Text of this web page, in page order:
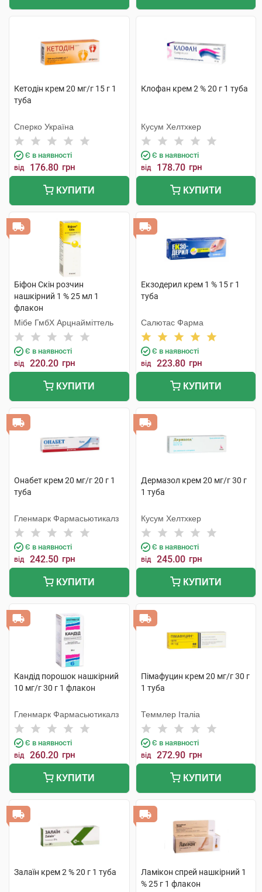
Кетодін крем 20 мг/г 15 г 1
туба
Сперко Україна
Є в наявності
від 176.80 грн
КУПИТИ
Клофан крем 2 % 20 г 1 туба
Кусум Хелтхкер
Є в наявності
від 178.70 грн
КУПИТИ
Біфон Скін розчин
нашкірний 1 % 25 мл 1
флакон
Мібе ГмбХ Арцнайміттель
Є в наявності
від 220.20 грн
КУПИТИ
Екзодерил крем 1 % 15 г 1
туба
Салютас Фарма
Є в наявності
від 223.80 грн
КУПИТИ
Онабет крем 20 мг/г 20 г 1
туба
Гленмарк Фармасьютикалз
Є в наявності
від 242.50 грн
КУПИТИ
Дермазол крем 20 мг/г 30 г
1 туба
Кусум Хелтхкер
Є в наявності
від 245.00 грн
КУПИТИ
Кандід порошок нашкірний
10 мг/г 30 г 1 флакон
Гленмарк Фармасьютикалз
Є в наявності
від 260.20 грн
КУПИТИ
Пімафуцин крем 20 мг/г 30 г
1 туба
Теммлер Італіа
Є в наявності
від 272.90 грн
КУПИТИ
Залаїн крем 2 % 20 г 1 туба
Ламікон спрей нашкірний 1
% 25 г 1 флакон